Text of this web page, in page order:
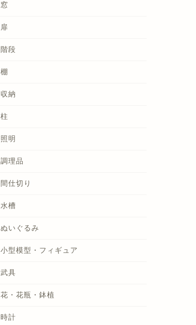
窓
扉
階段
棚
収納
柱
照明
調理品
間仕切り
水槽
ぬいぐるみ
小型模型・フィギュア
武具
花・花瓶・鉢植
時計